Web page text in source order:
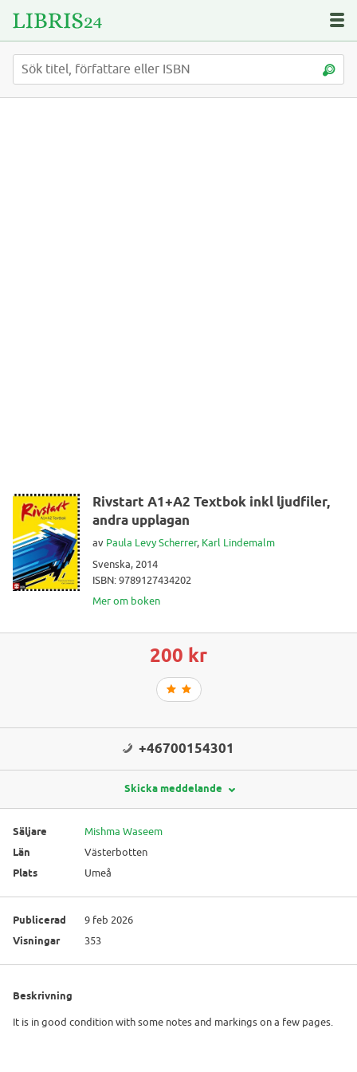
Rivstart A1+A2 Textbok inkl ljudfiler,
andra upplagan
av Paula Levy Scherrer, Karl Lindemalm
Svenska, 2014
ISBN: 9789127434202
Mer om boken
200 kr
+46700154301
Skicka meddelande
Säljare Mishma Waseem
Län Västerbotten
Plats Umeå
Publicerad 9 feb 2026
Visningar 353
Beskrivning
It is in good condition with some notes and markings on a few pages.